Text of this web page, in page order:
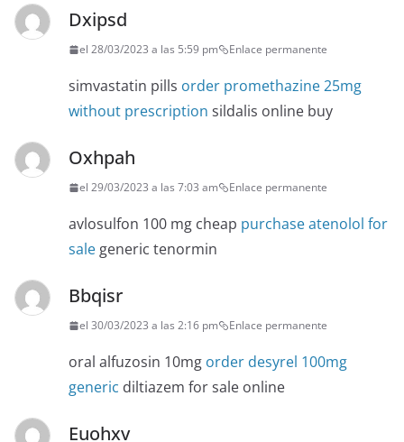
Dxipsd
el 28/03/2023 a las 5:59 pm Enlace permanente
simvastatin pills order promethazine 25mg
without prescription sildalis online buy
Oxhpah
el 29/03/2023 a las 7:03 am Enlace permanente
avlosulfon 100 mg cheap purchase atenolol for
salegeneric tenormin
Bbqisr
el 30/03/2023 a las 2:16 pm Enlace permanente
oral alfuzosin 10mg order desyrel 100mg
generic diltiazem for sale online
Euohxv